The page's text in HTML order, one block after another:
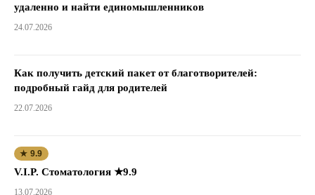
удаленно и найти единомышленников
24.07.2026
Как получить детский пакет от благотворителей:
подробный гайд для родителей
22.07.2026
★ 9.9
V.I.P. Стоматология ★9.9
13.07.2026